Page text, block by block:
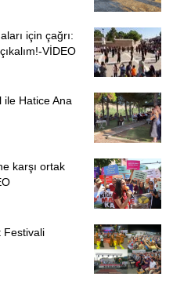
için çağrı:
VİDEO
ile Hatice Ana
karşı ortak
Festivali